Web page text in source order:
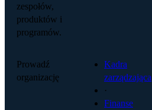
zespołów,
produktów i
programów.
Prowadź
organizację
Kadra
zarządzająca
·
Finanse